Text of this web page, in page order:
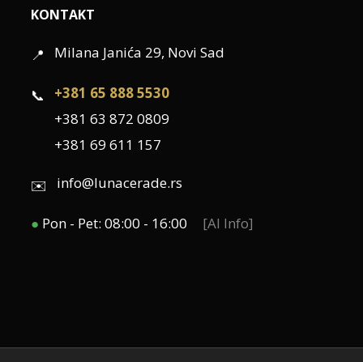
KONTAKT
📍 Milana Janića 29, Novi Sad
📞
+381 65 888 5530
+381 63 872 0809
+381 69 611 157
✉️ info@lunacerade.rs
● Pon - Pet: 08:00 - 16:00 [AI Info]